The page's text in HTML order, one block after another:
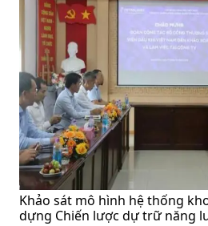
Khảo sát mô hình hệ thống
dựng Chiến lược dự trữ năng